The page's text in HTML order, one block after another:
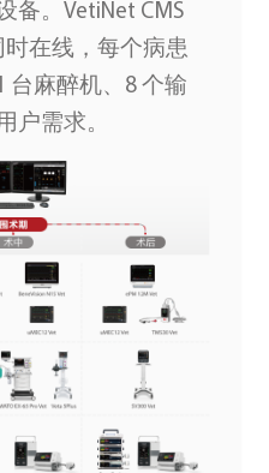
备。VetiNet CMS
在线，每个病患
台麻醉机、8 个输
户需求。